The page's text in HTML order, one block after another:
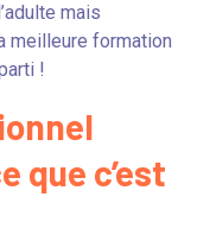
mais
meilleure formation
!
que c’est